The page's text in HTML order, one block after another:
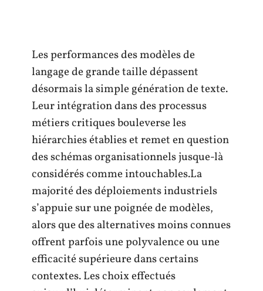
Les performances des modèles de
langage de grande taille dépassent
désormais la simple génération de texte.
Leur intégration dans des processus
métiers critiques bouleverse les
hiérarchies établies et remet en question
des schémas organisationnels jusque-là
considérés comme intouchables.La
majorité des déploiements industriels
s’appuie sur une poignée de modèles,
alors que des alternatives moins connues
offrent parfois une polyvalence ou une
efficacité supérieure dans certains
contextes. Les choix effectués